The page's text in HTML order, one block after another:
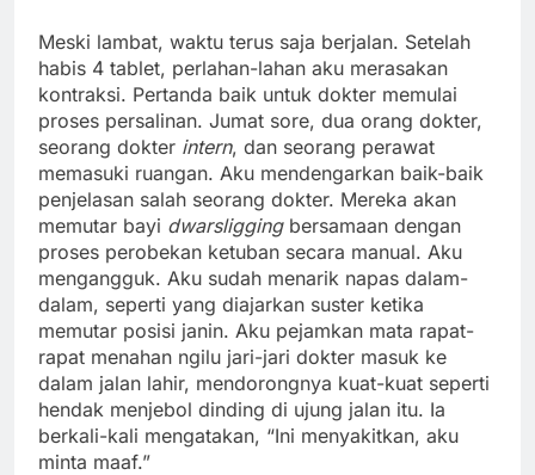
Meski lambat, waktu terus saja berjalan. Setelah
habis 4 tablet, perlahan-lahan aku merasakan
kontraksi. Pertanda baik untuk dokter memulai
proses persalinan. Jumat sore, dua orang dokter,
seorang dokter intern, dan seorang perawat
memasuki ruangan. Aku mendengarkan baik-baik
penjelasan salah seorang dokter. Mereka akan
memutar bayi dwarsliggingbersamaan dengan
proses perobekan ketuban secara manual. Aku
mengangguk. Aku sudah menarik napas dalam-
dalam, seperti yang diajarkan suster ketika
memutar posisi janin. Aku pejamkan mata rapat-
rapat menahan ngilu jari-jari dokter masuk ke
dalam jalan lahir, mendorongnya kuat-kuat seperti
hendak menjebol dinding di ujung jalan itu. Ia
berkali-kali mengatakan, “Ini menyakitkan, aku
minta maaf.”